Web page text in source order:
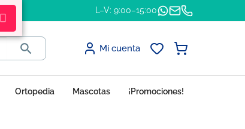
L–V: 9:00–15:00
 Mi cuenta
Ortopedia Mascotas ¡Promociones!